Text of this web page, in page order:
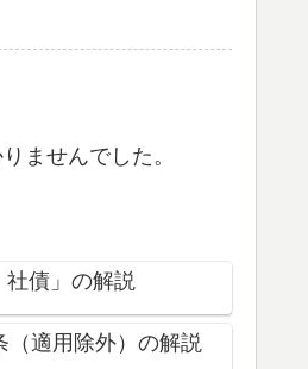
ませんでした。
債」の解説
（適用除外）の解説